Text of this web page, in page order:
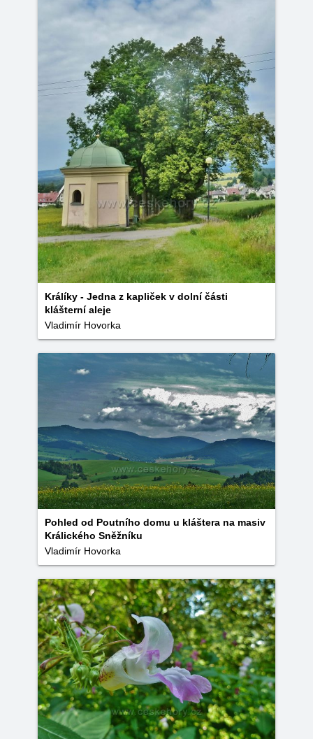
Králíky - Jedna z kapliček v dolní části
klášterní aleje
Vladimír Hovorka
Pohled od Poutního domu u kláštera na masiv
Králického Sněžníku
Vladimír Hovorka